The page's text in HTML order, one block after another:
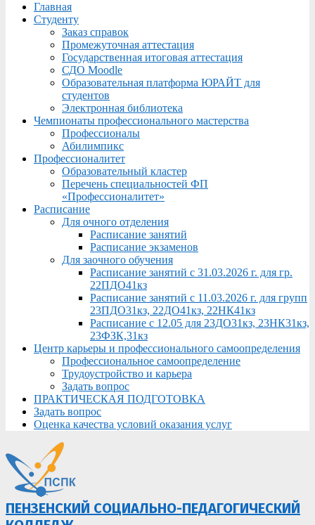
Menu
Главная
Студенту
Заказ справок
Промежуточная аттестация
Государственная итоговая аттестация
СДО Moodle
Образовательная платформа ЮРАЙТ для
студентов
Электронная библиотека
Чемпионаты профессионального мастерства
Профессионалы
Абилимпикс
Профессионалитет
Образовательный кластер
Перечень специальностей ФП
«Профессионалитет»
Расписание
Для очного отделения
Расписание занятий
Расписание экзаменов
Для заочного обучения
Расписание занятий с 31.03.2026 г. для гр.
22ПДО41кз
Расписание занятий с 11.03.2026 г. для групп
23ПДО31кз, 22ДО41кз, 22НК41кз
Расписание с 12.05 для 23ДО31кз, 23НК31кз,
23ФЗК,31кз
Центр карьеры и профессионального самоопределения
Профессиональное самоопределение
Трудоустройство и карьера
Задать вопрос
ПРАКТИЧЕСКАЯ ПОДГОТОВКА
Задать вопрос
Оценка качества условий оказания услуг
ПЕНЗЕНСКИЙ СОЦИАЛЬНО-ПЕДАГОГИЧЕСКИЙ